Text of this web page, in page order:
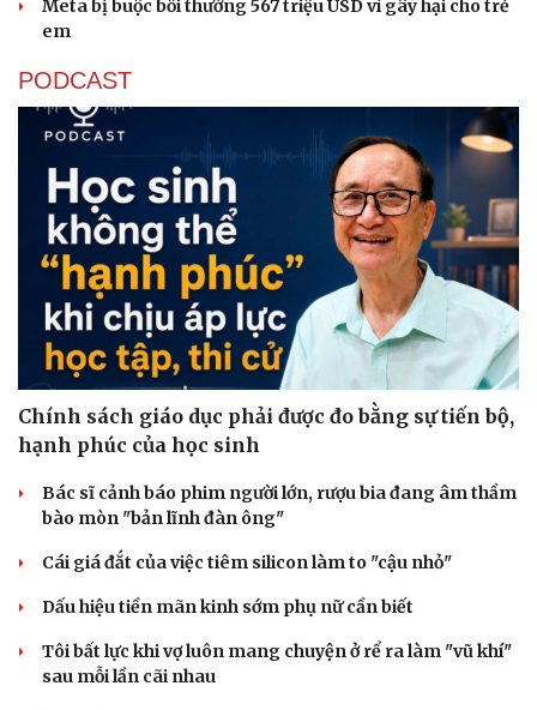
Tư vấn
Săn Tour
Câu chuyện thời sự
Meta bị buộc bồi thường 567 triệu USD vì gây hại cho trẻ
em
PODCAST
Chính sách giáo dục phải được đo bằng sự tiến bộ,
hạnh phúc của học sinh
Bác sĩ cảnh báo phim người lớn, rượu bia đang âm thầm
bào mòn "bản lĩnh đàn ông"
Cái giá đắt của việc tiêm silicon làm to "cậu nhỏ"
Dấu hiệu tiền mãn kinh sớm phụ nữ cần biết
Tôi bất lực khi vợ luôn mang chuyện ở rể ra làm "vũ khí"
sau mỗi lần cãi nhau